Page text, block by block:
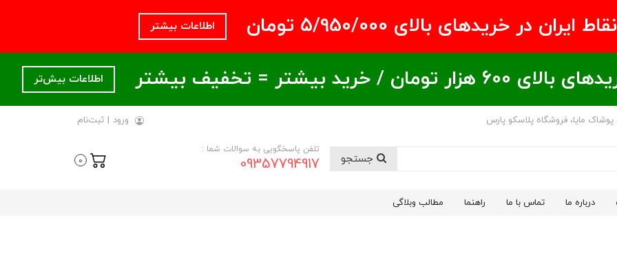
در خریدهای بالای ۵/950/000 تومان اطلاعات بیشتر
بیشتر = تخفیف بیشتر اطلاعات بیش‌تر
پوشاک مایا، فروشگاه پلاسکو پارس ورود | ثبت‌نام
تلفن پاسخگویی به سوالات شما :
09357794917
0
درباره ما تماس با ما راهنما مطالب وبلاگی